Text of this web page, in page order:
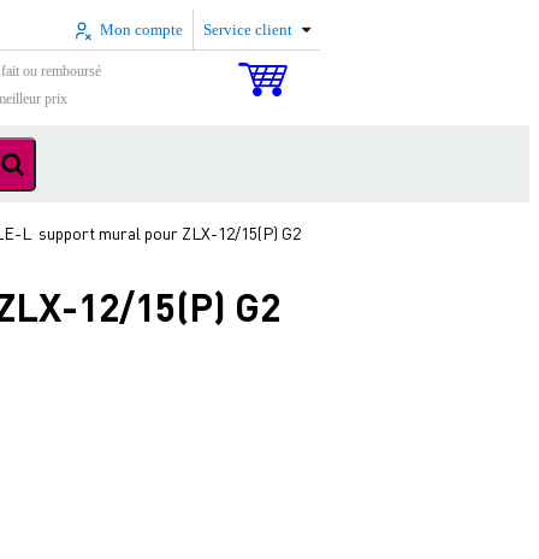
Mon compte Service client
ou remboursé
prix
L support mural pour ZLX-12/15(P) G2
12/15(P) G2